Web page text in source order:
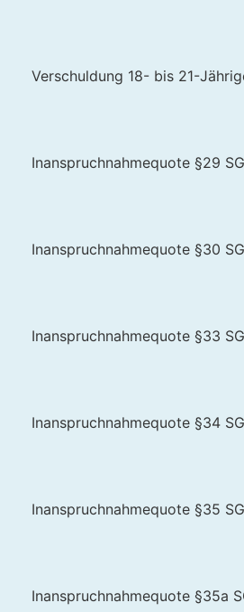
Verschuldung 18- bis 21-
Inanspruchnahmequote §29
Inanspruchnahmequote §30
Inanspruchnahmequote §33
Inanspruchnahmequote §34
Inanspruchnahmequote §35
Inanspruchnahmequote §35a